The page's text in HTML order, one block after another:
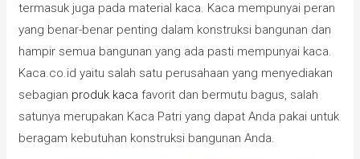
termasuk juga pada material kaca. Kaca mempunyai peran
yang benar-benar penting dalam konstruksi bangunan dan
hampir semua bangunan yang ada pasti mempunyai kaca.
Kaca.co.id yaitu salah satu perusahaan yang menyediakan
sebagian produk kaca favorit dan bermutu bagus, salah
satunya merupakan Kaca Patri yang dapat Anda pakai untuk
beragam kebutuhan konstruksi bangunan Anda.